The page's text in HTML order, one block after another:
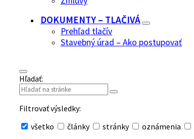
DOKUMENTY – TLAČIVÁ
Prehľad tlačív
Stavebný úrad – Ako postupovať
Hľadať:
Filtrovať výsledky:
všetko
články stránky oznámenia